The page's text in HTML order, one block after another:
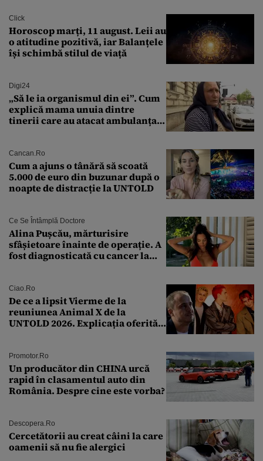
Click
Horoscop marți, 11 august. Leii au
o atitudine pozitivă, iar Balanțele
își schimbă stilul de viață
Digi24
„Să le ia organismul din ei”. Cum
explică mama unuia dintre
tinerii care au atacat ambulanța
Cancan.ro
Cum a ajuns o tânără să scoată
5.000 de euro din buzunar după o
noapte de distracție la UNTOLD
Ce Se Întâmplă Doctore
Alina Pușcău, mărturisire
sfâșietoare înainte de operație. A
fost diagnosticată cu cancer la
îmi salvez viața”
Ciao.ro
De ce a lipsit Vierme de la
reuniunea Animal X de la
UNTOLD 2026. Explicația oferită
Promotor.ro
Un producător din CHINA urcă
rapid în clasamentul auto din
România. Despre cine este vorba?
Descopera.ro
Cercetătorii au creat câini la care
oamenii să nu fie alergici